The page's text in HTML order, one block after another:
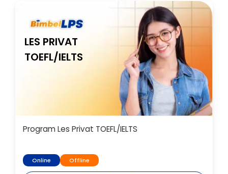
LES PRIVAT
TOEFL/IELTS
Program Les Privat TOEFL/IELTS
Online Offline